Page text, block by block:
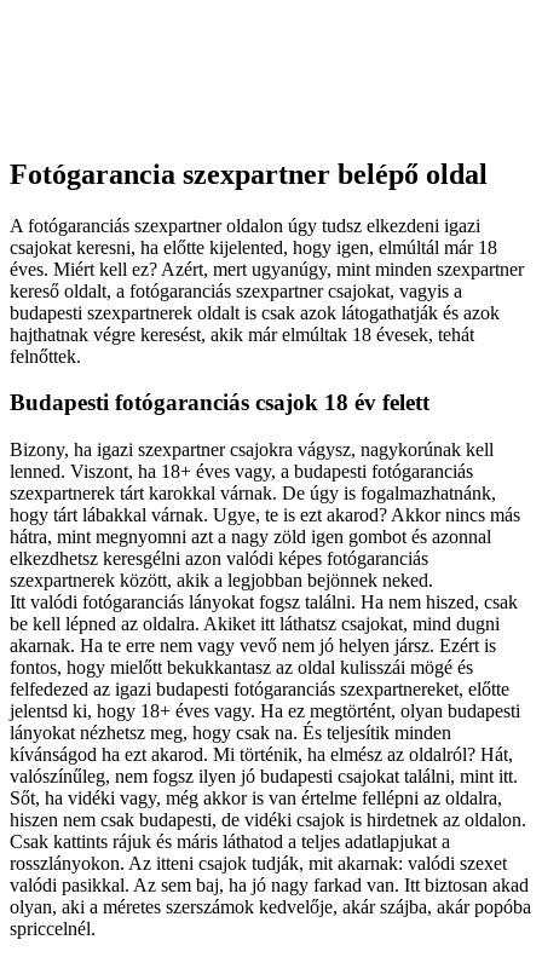
Fotógarancia szexpartner belépő oldal
A fotógaranciás szexpartner oldalon úgy tudsz elkezdeni igazi
csajokat keresni, ha előtte kijelented, hogy igen, elmúltál már 18
éves. Miért kell ez? Azért, mert ugyanúgy, mint minden szexpartner
kereső oldalt, a fotógaranciás szexpartner csajokat, vagyis a
budapesti szexpartnerek oldalt is csak azok látogathatják és azok
hajthatnak végre keresést, akik már elmúltak 18 évesek, tehát
felnőttek.
Budapesti fotógaranciás csajok 18 év felett
Bizony, ha igazi szexpartner csajokra vágysz, nagykorúnak kell
lenned. Viszont, ha 18+ éves vagy, a budapesti fotógaranciás
szexpartnerek tárt karokkal várnak. De úgy is fogalmazhatnánk,
hogy tárt lábakkal várnak. Ugye, te is ezt akarod? Akkor nincs más
hátra, mint megnyomni azt a nagy zöld igen gombot és azonnal
elkezdhetsz keresgélni azon valódi képes fotógaranciás
szexpartnerek között, akik a legjobban bejönnek neked.
Itt valódi fotógaranciás lányokat fogsz találni. Ha nem hiszed, csak
be kell lépned az oldalra. Akiket itt láthatsz csajokat, mind dugni
akarnak. Ha te erre nem vagy vevő nem jó helyen jársz. Ezért is
fontos, hogy mielőtt bekukkantasz az oldal kulisszái mögé és
felfedezed az igazi budapesti fotógaranciás szexpartnereket, előtte
jelentsd ki, hogy 18+ éves vagy. Ha ez megtörtént, olyan budapesti
lányokat nézhetsz meg, hogy csak na. És teljesítik minden
kívánságod ha ezt akarod. Mi történik, ha elmész az oldalról? Hát,
valószínűleg, nem fogsz ilyen jó budapesti csajokat találni, mint itt.
Sőt, ha vidéki vagy, még akkor is van értelme fellépni az oldalra,
hiszen nem csak budapesti, de vidéki csajok is hirdetnek az oldalon.
Csak kattints rájuk és máris láthatod a teljes adatlapjukat a
rosszlányokon. Az itteni csajok tudják, mit akarnak: valódi szexet
valódi pasikkal. Az sem baj, ha jó nagy farkad van. Itt biztosan akad
olyan, aki a méretes szerszámok kedvelője, akár szájba, akár popóba
spriccelnél.